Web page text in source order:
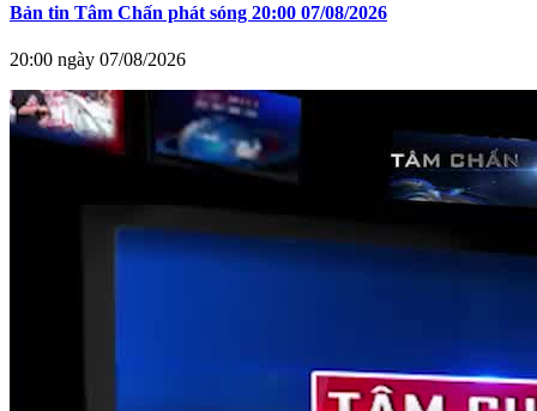
Bản tin Tâm Chấn phát sóng 20:00 07/08/2026
20:00 ngày 07/08/2026